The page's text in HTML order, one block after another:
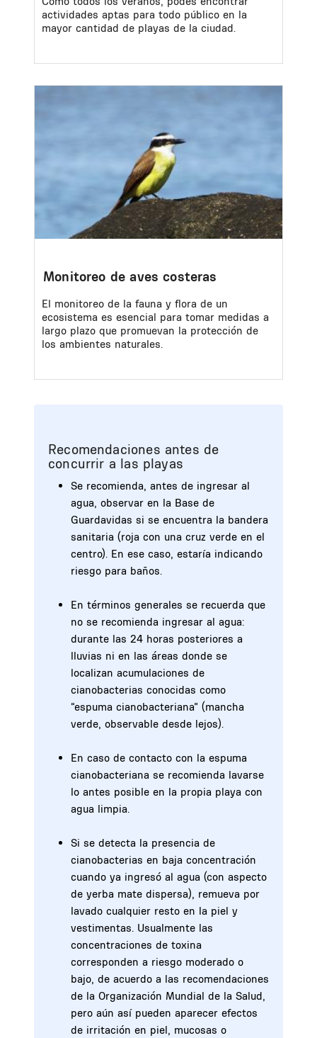
actividades aptas para todo público en la
mayor cantidad de playas de la ciudad.
Monitoreo de aves costeras
El monitoreo de la fauna y flora de un
ecosistema es esencial para tomar medidas a
largo plazo que promuevan la protección de
los ambientes naturales.
Recomendaciones antes de
concurrir a las playas
Se recomienda, antes de ingresar al
agua, observar en la Base de
Guardavidas si se encuentra la bandera
sanitaria (roja con una cruz verde en el
centro). En ese caso, estaría indicando
riesgo para baños.
En términos generales se recuerda que
no se recomienda ingresar al agua:
durante las 24 horas posteriores a
lluvias ni en las áreas donde se
localizan acumulaciones de
cianobacterias conocidas como
“espuma cianobacteriana” (mancha
verde, observable desde lejos).
En caso de contacto con la espuma
cianobacteriana se recomienda lavarse
lo antes posible en la propia playa con
agua limpia.
Si se detecta la presencia de
cianobacterias en baja concentración
cuando ya ingresó al agua (con aspecto
de yerba mate dispersa), remueva por
lavado cualquier resto en la piel y
vestimentas. Usualmente las
concentraciones de toxina
corresponden a riesgo moderado o
bajo, de acuerdo a las recomendaciones
de la Organización Mundial de la Salud,
pero aún así pueden aparecer efectos
de irritación en piel, mucosas o